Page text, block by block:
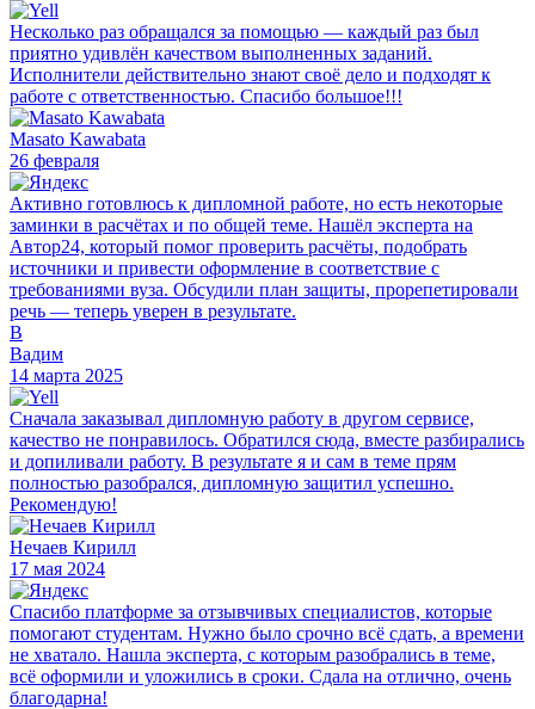
Несколько раз обращался за помощью — каждый раз был
приятно удивлён качеством выполненных заданий.
Исполнители действительно знают своё дело и подходят к
работе с ответственностью. Спасибо большое!!!
Masato Kawabata
26 февраля
Активно готовлюсь к дипломной работе, но есть некоторые
заминки в расчётах и по общей теме. Нашёл эксперта на
Автор24, который помог проверить расчёты, подобрать
источники и привести оформление в соответствие с
требованиями вуза. Обсудили план защиты, прорепетировали
речь — теперь уверен в результате.
В
Вадим
14 марта 2025
Сначала заказывал дипломную работу в другом сервисе,
качество не понравилось. Обратился сюда, вместе разбирались
и допиливали работу. В результате я и сам в теме прям
полностью разобрался, дипломную защитил успешно.
Рекомендую!
Нечаев Кирилл
17 мая 2024
Спасибо платформе за отзывчивых специалистов, которые
помогают студентам. Нужно было срочно всё сдать, а времени
не хватало. Нашла эксперта, с которым разобрались в теме,
всё оформили и уложились в сроки. Сдала на отлично, очень
благодарна!